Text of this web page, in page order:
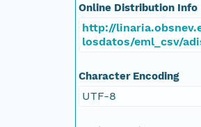
Online Distribution Info
http://
losdatos/eml_csv/
Character Encoding
UTF-8